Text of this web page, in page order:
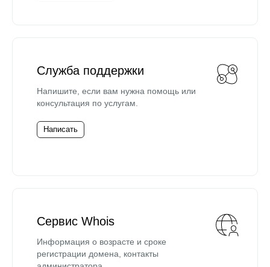
Служба поддержки
Напишите, если вам нужна помощь или
консультация по услугам.
Написать
Сервис Whois
Информация о возрасте и сроке
регистрации домена, контакты